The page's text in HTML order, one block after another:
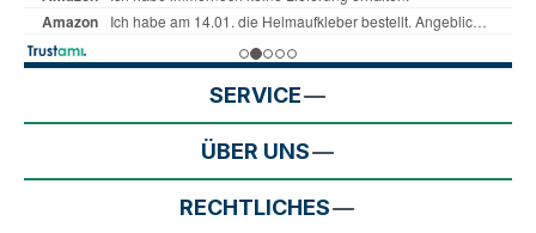
SERVICE
ÜBER UNS
RECHTLICHES